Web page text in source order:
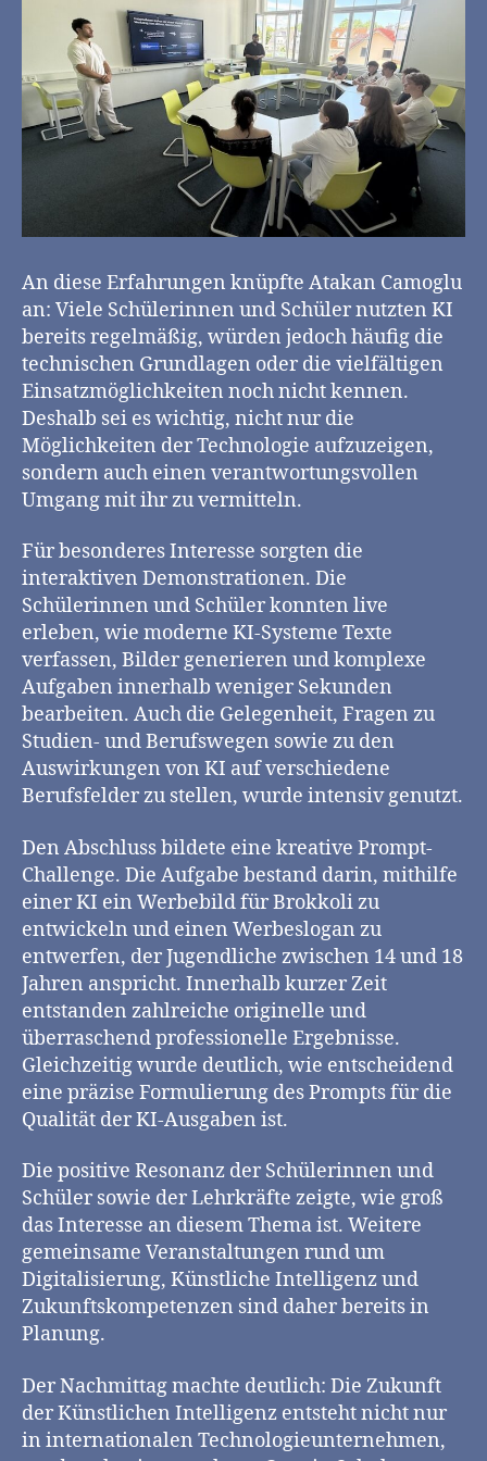
An diese Erfahrungen knüpfte Atakan Camoglu
an: Viele Schülerinnen und Schüler nutzten KI
bereits regelmäßig, würden jedoch häufig die
technischen Grundlagen oder die vielfältigen
Einsatzmöglichkeiten noch nicht kennen.
Deshalb sei es wichtig, nicht nur die
Möglichkeiten der Technologie aufzuzeigen,
sondern auch einen verantwortungsvollen
Umgang mit ihr zu vermitteln.
Für besonderes Interesse sorgten die
interaktiven Demonstrationen. Die
Schülerinnen und Schüler konnten live
erleben, wie moderne KI-Systeme Texte
verfassen, Bilder generieren und komplexe
Aufgaben innerhalb weniger Sekunden
bearbeiten. Auch die Gelegenheit, Fragen zu
Studien- und Berufswegen sowie zu den
Auswirkungen von KI auf verschiedene
Berufsfelder zu stellen, wurde intensiv genutzt.
Den Abschluss bildete eine kreative Prompt-
Challenge. Die Aufgabe bestand darin, mithilfe
einer KI ein Werbebild für Brokkoli zu
entwickeln und einen Werbeslogan zu
entwerfen, der Jugendliche zwischen 14 und 18
Jahren anspricht. Innerhalb kurzer Zeit
entstanden zahlreiche originelle und
überraschend professionelle Ergebnisse.
Gleichzeitig wurde deutlich, wie entscheidend
eine präzise Formulierung des Prompts für die
Qualität der KI-Ausgaben ist.
Die positive Resonanz der Schülerinnen und
Schüler sowie der Lehrkräfte zeigte, wie groß
das Interesse an diesem Thema ist. Weitere
gemeinsame Veranstaltungen rund um
Digitalisierung, Künstliche Intelligenz und
Zukunftskompetenzen sind daher bereits in
Planung.
Der Nachmittag machte deutlich: Die Zukunft
der Künstlichen Intelligenz entsteht nicht nur
in internationalen Technologieunternehmen,